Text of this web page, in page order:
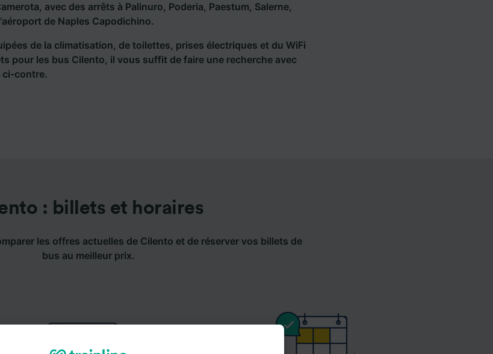
avec des arrêts à Palinuro, Poderia, Paestum, Salerne,
de Naples Capodichino.
de la climatisation, de toilettes, prises électriques et du WiFi
pour les bus Cilento, il vous suffit de faire une recherche avec
ci-contre.
: billets et horaires
les offres actuelles de Cilento et de réserver vos billets de
bus au meilleur prix.